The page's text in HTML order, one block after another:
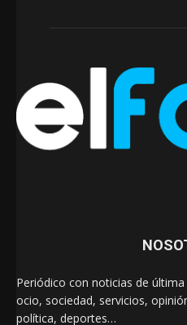
Periódico con noticias de
ocio, sociedad, servicios,
política, deportes…